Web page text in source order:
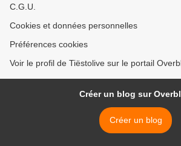
C.G.U.
Cookies et données personnelles
Préférences cookies
Voir le profil de Tiëstolive sur le portail
Créer un blog sur
Créer un blog